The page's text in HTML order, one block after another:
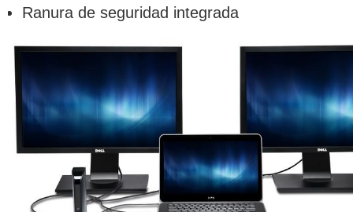
Ranura de seguridad integrada